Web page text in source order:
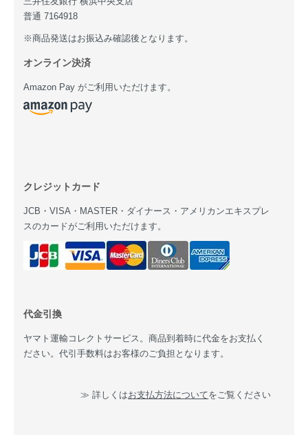
普通 7164918
※商品発送はお振込み確認後となります。
オンライン決済
Amazon Pay がご利用いただけます。
クレジットカード
JCB・VISA・MASTER・ダイナース・アメリカンエキスプレ
スのカードがご利用いただけます。
代金引換
ヤマト運輸コレクトサービス。商品到着時に代金をお支払く
ださい。代引手数料はお客様のご負担となります。
≫ 詳しくはお支払方法についてをご覧ください